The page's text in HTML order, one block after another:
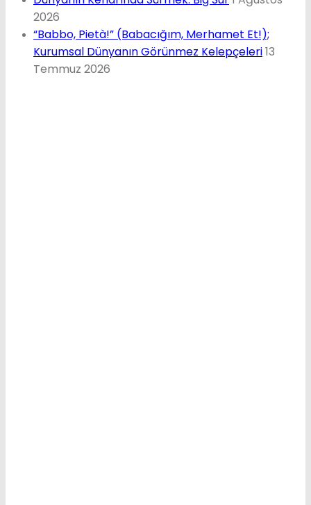
2026
“Babbo, Pietà!” (Babacığım, Merhamet Et!);
Kurumsal Dünyanın Görünmez Kelepçeleri13
Temmuz 2026